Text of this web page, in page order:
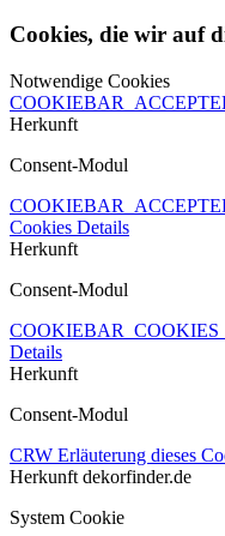
Cookies, die wir auf
Notwendige Cookies
Herkunft
Consent-Modul
Cookies Details
Herkunft
Consent-Modul
Details
Herkunft
Consent-Modul
CRW Erläuterung dieses
Herkunft dekorfinder.de
System Cookie